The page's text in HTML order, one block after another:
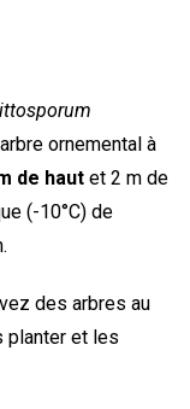
ornemental à
de haut et 2 m de
(-10°C) de
des arbres au
planter et les